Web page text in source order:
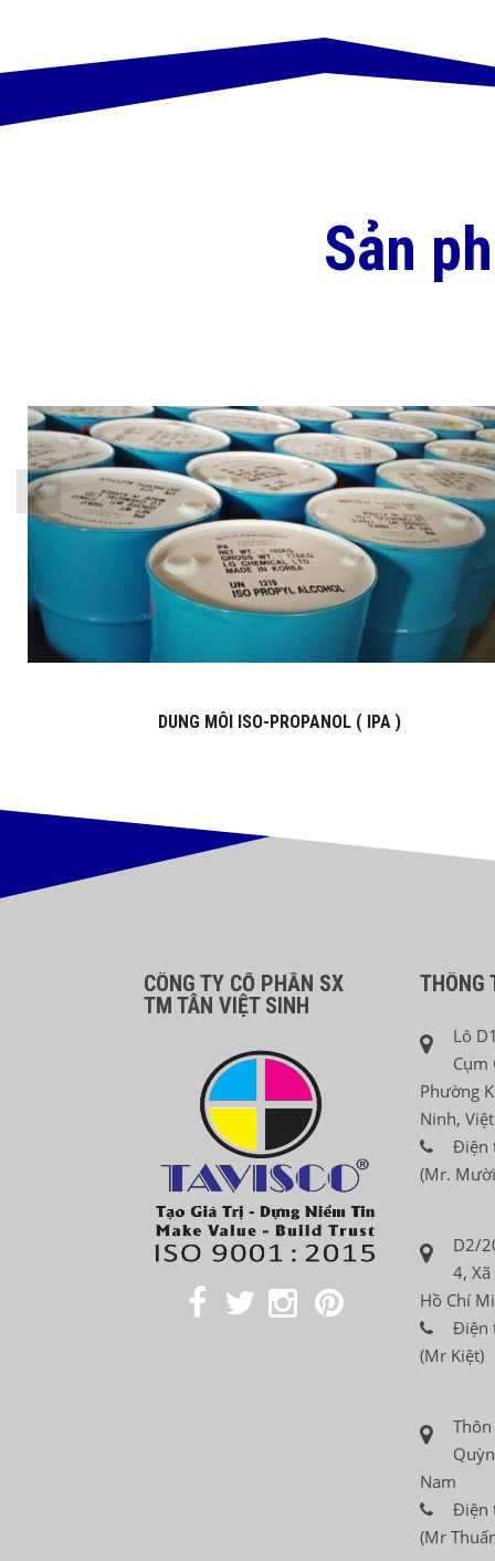
Sản
DUNG MÔI ISO-PROPANOL ( IPA )
CÔNG TY CỔ PHẦN SX
TM TÂN VIỆT SINH
THÔNG
Lô
Cụm
Phường
Ninh,
Điện
(Mr.
D2/
4,
Hồ Chí
Điện
(Mr Kiệt)
Nam
Điện
(Mr